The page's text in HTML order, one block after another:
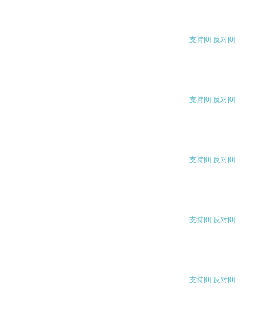
支持[0] 反对[0]
支持[0] 反对[0]
支持[0] 反对[0]
支持[0] 反对[0]
支持[0] 反对[0]